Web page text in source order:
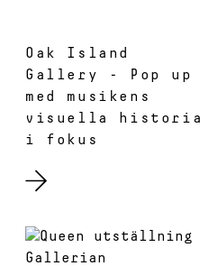
Oak Island
Gallery - Pop up
med musikens
visuella historia
i fokus